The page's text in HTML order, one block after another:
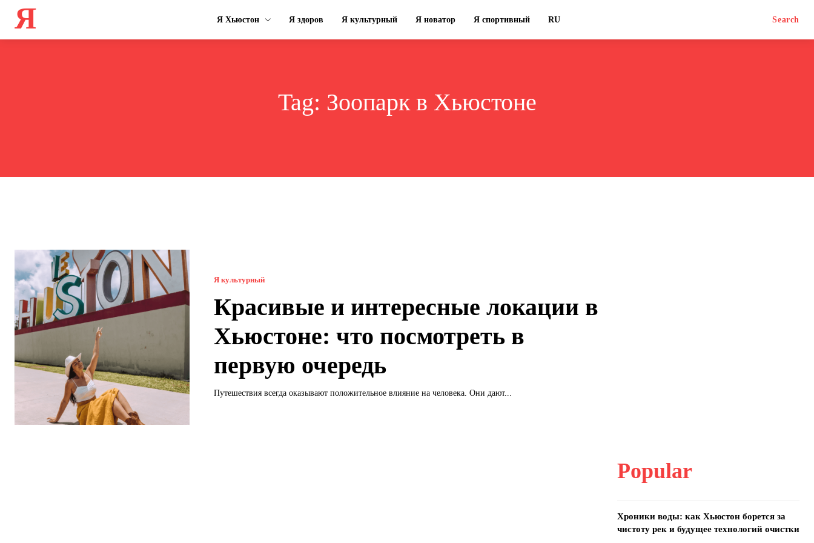
Я Я Хьюстон Я здоров Я культурный Я новатор Я спортивный RU Search
Tag: Зоопарк в Хьюстоне
Я культурный
Красивые и интересные локации в
Хьюстоне: что посмотреть в
первую очередь
Путешествия всегда оказывают положительное влияние на человека. Они дают...
Popular
Хроники воды: как Хьюстон борется за
чистоту рек и будущее технологий очистки